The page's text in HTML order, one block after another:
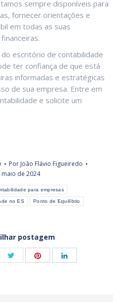
sempre disponíveis para
fornecer orientações e
em todas as suas
escritório de contabilidade
ter confiança de que está
informadas e estratégicas
de sua empresa. Entre em
e solicite um
Por João Flávio Figueiredo
maio de 2024
para empresas
no ES Ponto de Equilíbrio
postagem